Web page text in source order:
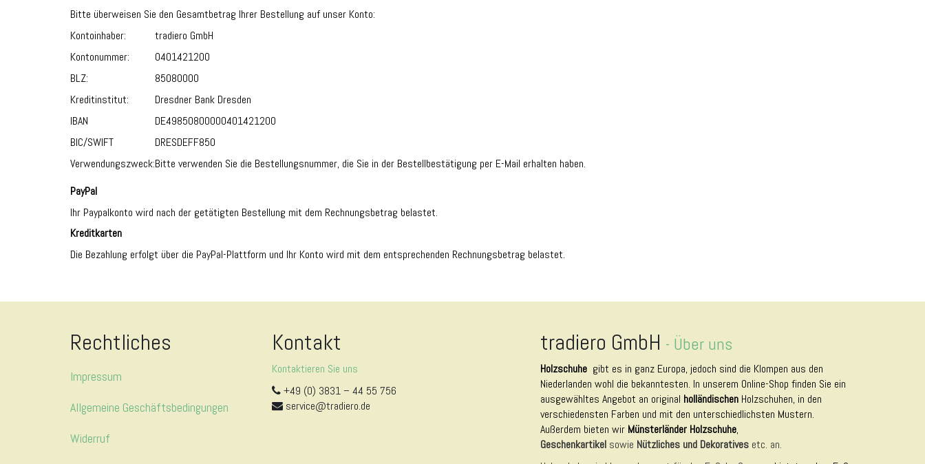
Bitte überweisen Sie den Gesamtbetrag Ihrer Bestellung auf unser Konto:
Kontoinhaber:
tradiero GmbH
Kontonummer:
0401421200
BLZ:
85080000
Kreditinstitut:
Dresdner Bank Dresden
IBAN
DE49850800000401421200
BIC/SWIFT
DRESDEFF850
Verwendungszweck:Bitte verwenden Sie die Bestellungsnummer, die Sie in der Bestellbestätigung per E-Mail erhalten haben.
PayPal
Ihr Paypalkonto wird nach der getätigten Bestellung mit dem Rechnungsbetrag belastet.
Kreditkarten
Die Bezahlung erfolgt über die PayPal-Plattform und Ihr Konto wird mit dem entsprechenden Rechnungsbetrag belastet.
Rechtliches
Impressum
Allgemeine Geschäftsbedingungen
Widerruf
Kontakt
Kontaktieren Sie uns
+49 (0) 3831 – 44 55 756
service@tradiero.de
tradiero GmbH - Über uns
Holzschuhe gibt es in ganz Europa, jedoch sind die Klompen aus den
Niederlanden wohl die bekanntesten. In unserem Online-Shop finden Sie ein
ausgewähltes Angebot an original holländischen Holzschuhen, in den
verschiedensten Farben und mit den unterschiedlichsten Mustern.
Außerdem bieten wir Münsterländer Holzschuhe,
Geschenkartikel sowie Nützliches und Dekoratives etc. an.